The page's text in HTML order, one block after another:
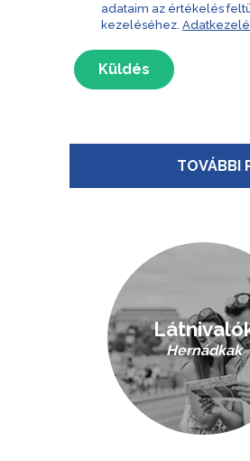
adataim az értékelés
kezeléséhez.
Küldés
TOVÁBBI
Hernádkak